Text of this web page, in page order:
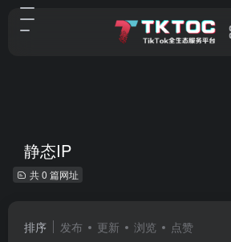
静态IP
共 0 篇网址
排序 发布 更新 浏览 点赞